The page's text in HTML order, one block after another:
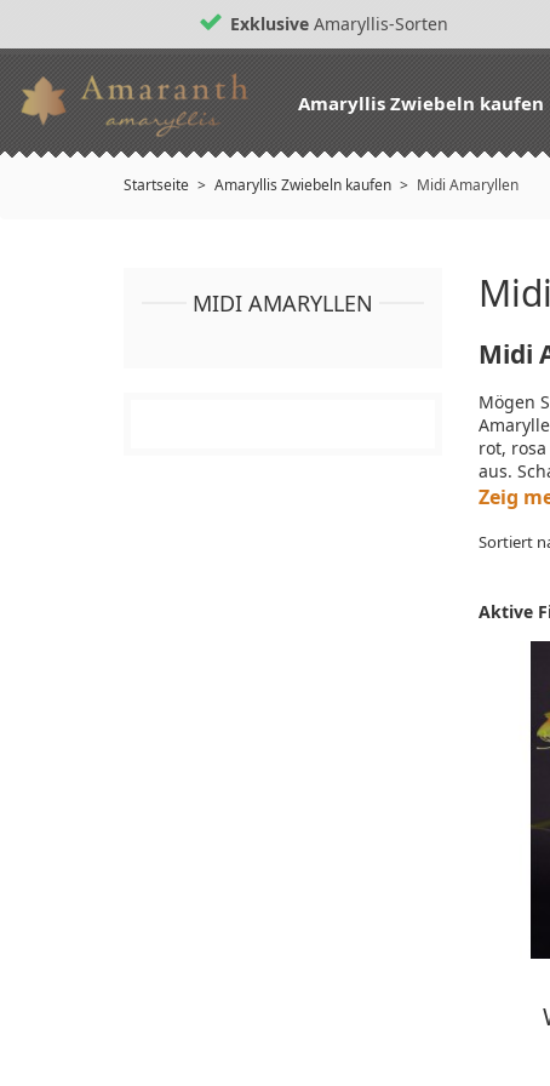
ExklusiveAmaryllis-Sorten
Amaryllis Zwiebeln kaufen
Startseite Amaryllis Zwiebeln kaufen Midi Amaryllen
MIDI AMARYLLEN
Midi
Mögen
rot,
aus.
Zeig
Sortiert
Aktive